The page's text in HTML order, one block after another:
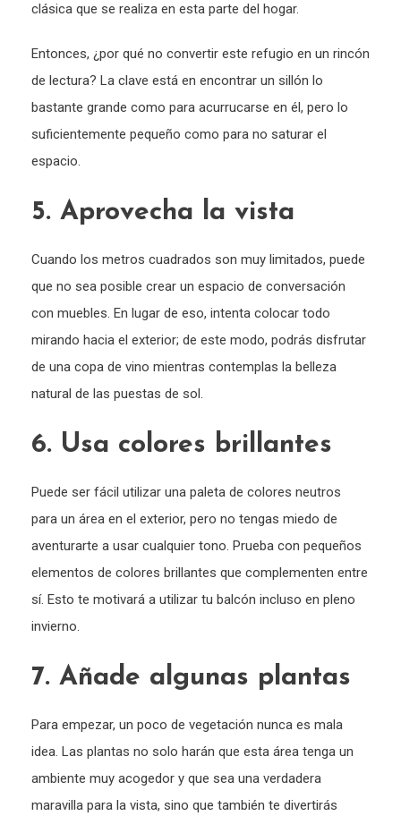
clásica que se realiza en esta parte del hogar.
Entonces, ¿por qué no convertir este refugio en un rincón
de lectura? La clave está en encontrar un sillón lo
bastante grande como para acurrucarse en él, pero lo
suficientemente pequeño como para no saturar el
espacio.
5. Aprovecha la vista
Cuando los metros cuadrados son muy limitados, puede
que no sea posible crear un espacio de conversación
con muebles. En lugar de eso, intenta colocar todo
mirando hacia el exterior; de este modo, podrás disfrutar
de una copa de vino mientras contemplas la belleza
natural de las puestas de sol.
6. Usa colores brillantes
Puede ser fácil utilizar una paleta de colores neutros
para un área en el exterior, pero no tengas miedo de
aventurarte a usar cualquier tono. Prueba con pequeños
elementos de colores brillantes que complementen entre
sí. Esto te motivará a utilizar tu balcón incluso en pleno
invierno.
7. Añade algunas plantas
Para empezar, un poco de vegetación nunca es mala
idea. Las plantas no solo harán que esta área tenga un
ambiente muy acogedor y que sea una verdadera
maravilla para la vista, sino que también te divertirás